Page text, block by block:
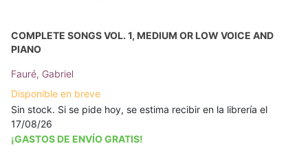
COMPLETE SONGS VOL. 1, MEDIUM OR LOW VOICE AND
PIANO
Fauré, Gabriel
Disponible en breve
Sin stock. Si se pide hoy, se estima recibir en la librería el
17/08/26
¡GASTOS DE ENVÍO GRATIS!